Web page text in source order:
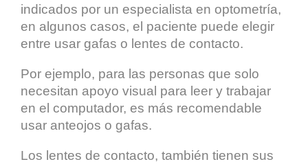
indicados por un especialista en optometría,
en algunos casos, el paciente puede elegir
entre usar gafas o lentes de contacto.
Por ejemplo, para las personas que solo
necesitan apoyo visual para leer y trabajar
en el computador, es más recomendable
usar anteojos o gafas.
Los lentes de contacto, también tienen sus